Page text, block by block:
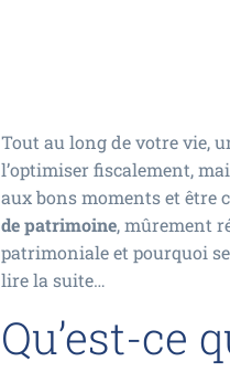
Tout au long de votre vie,
l’optimiser fiscalement,
aux bons moments et être
de patrimoine, mûrement
patrimoniale et pourquoi
lire la suite…
Qu’est-ce